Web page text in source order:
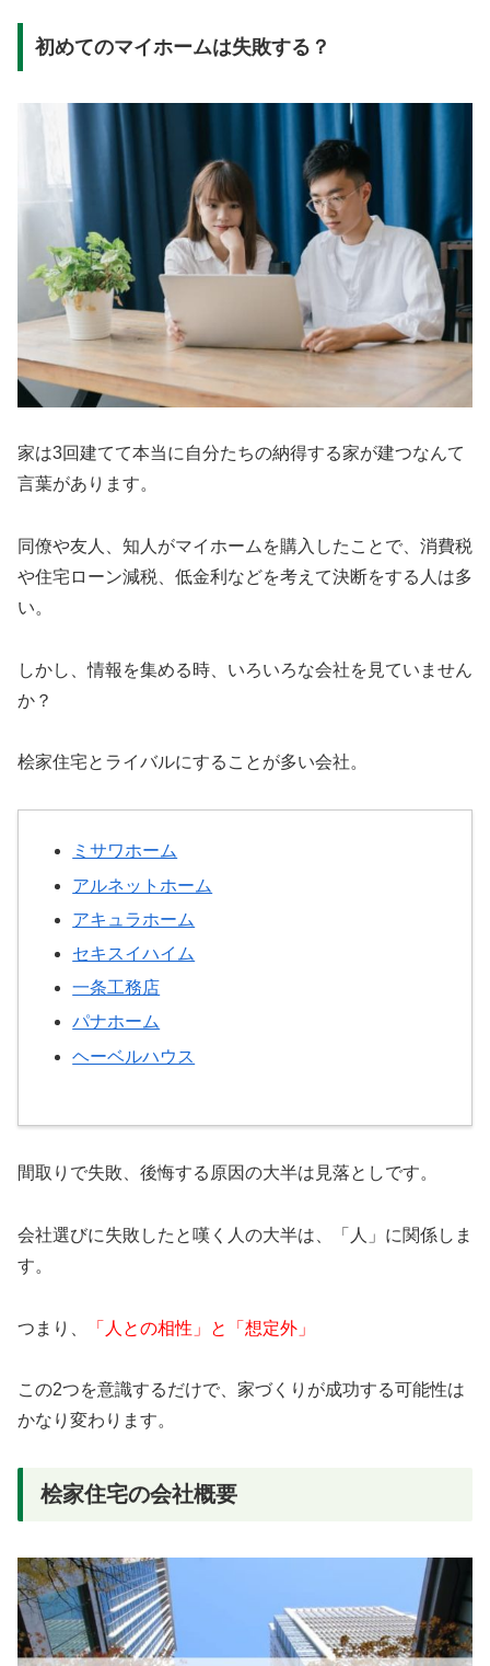
初めてのマイホームは失敗する？
家は3回建てて本当に自分たちの納得する家が建つなんて
言葉があります。
同僚や友人、知人がマイホームを購入したことで、消費税
や住宅ローン減税、低金利などを考えて決断をする人は多
い。
しかし、情報を集める時、いろいろな会社を見ていません
か？
桧家住宅とライバルにすることが多い会社。
ミサワホーム
アルネットホーム
アキュラホーム
セキスイハイム
一条工務店
パナホーム
ヘーベルハウス
間取りで失敗、後悔する原因の大半は見落としです。
会社選びに失敗したと嘆く人の大半は、「人」に関係しま
す。
つまり、 「人との相性」と「想定外」
この2つを意識するだけで、家づくりが成功する可能性は
かなり変わります。
桧家住宅の会社概要